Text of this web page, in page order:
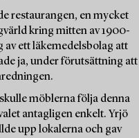
restaurangen, en mycket
kring mitten av 1900-
av ett läkemedelsbolag att
ja, under förutsättning att
möblerna följa denna
antagligen enkelt. Yrjö
upp lokalerna och gav